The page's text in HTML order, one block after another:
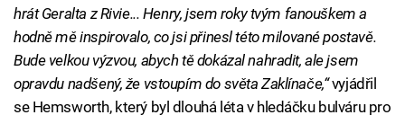
hrát Geralta z Rivie... Henry, jsem roky tvým fanouškem a
hodně mě inspirovalo, co jsi přinesl této milované postavě.
Bude velkou výzvou, abych tě dokázal nahradit, ale jsem
opravdu nadšený, že vstoupím do světa Zaklínače,“vyjádřil
se Hemsworth, který byl dlouhá léta v hledáčku bulváru pro